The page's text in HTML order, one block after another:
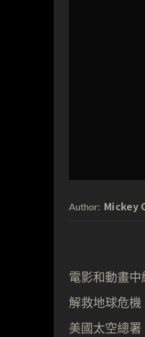
Author: Mickey
電影和動畫
解救地球危
美國太空總